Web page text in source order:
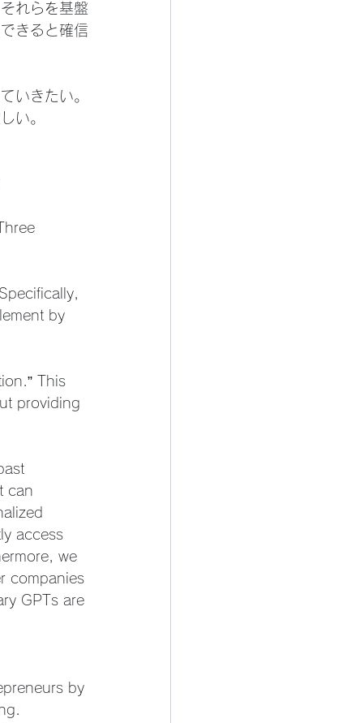
れらを基盤
きると確信
いきたい。
い。
by
This
providing
can
access
we
companies
GPTs are
by